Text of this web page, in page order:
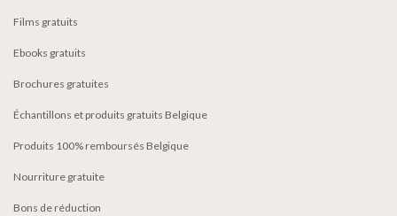
Films gratuits
Ebooks gratuits
Brochures gratuites
Échantillons et produits gratuits Belgique
Produits 100% remboursés Belgique
Nourriture gratuite
Bons de réduction